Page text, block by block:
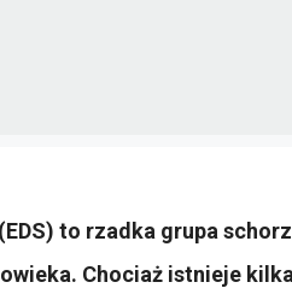
to rzadka grupa
Chociaż istnieje